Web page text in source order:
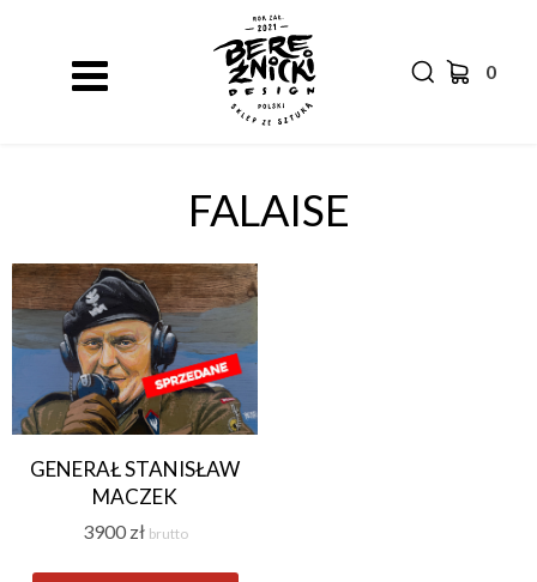
0
FALAISE
GENERAŁ STANISŁAW
MACZEK
3900 zł brutto